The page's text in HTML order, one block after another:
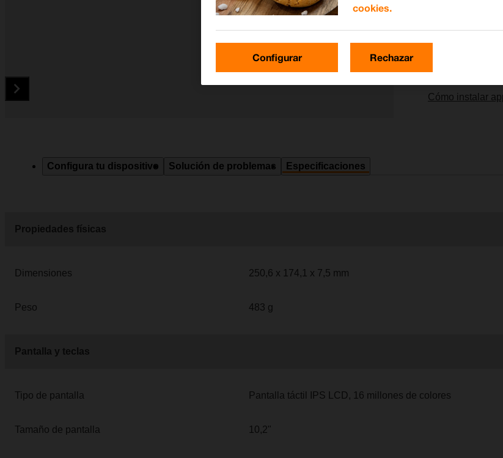
Cómo transferir
Cómo instalar
Configura tu dispositivo Solución de problemas Especificaciones
Propiedades físicas
Dimensiones 250,6 x 174,1 x 7,5 mm
Peso 483 g
Pantalla y teclas
Tipo de pantalla Pantalla táctil IPS LCD, 16 millones de colores
Tamaño de pantalla 10,2"
cookies.
Configurar Rechazar